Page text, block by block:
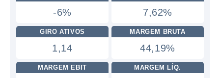
-6% 7,62%
GIRO ATIVOS
1,14
MARGEM BRUTA
44,19%
MARGEM EBIT MARGEM LÍQ.